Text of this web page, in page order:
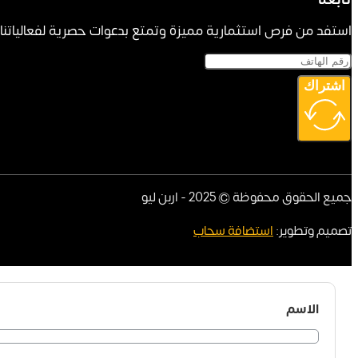
استفد من فرص استثمارية مميزة وتمتع بدعوات حصرية لفعالياتنا
اشتراك
جميع الحقوق محفوظة © 2025 - اربن ليو
تصميم وتطوير:استضافة سحاب
الاسم